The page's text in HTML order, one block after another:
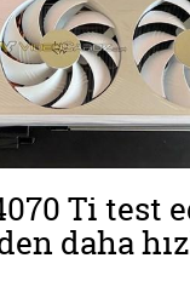
Ti test
daha